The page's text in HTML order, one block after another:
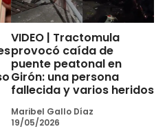
VIDEO | Tractomula
provocó caída de
puente peatonal en
Girón: una persona
fallecida y varios heridos
Maribel Gallo Díaz
19/05/2026